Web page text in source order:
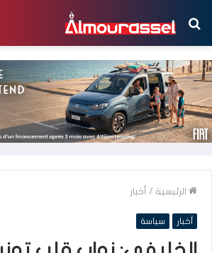
بحث
عن
الرئيسية / أخبار
أخبار سياسة